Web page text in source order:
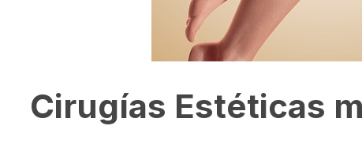
Cirugías Estéticas